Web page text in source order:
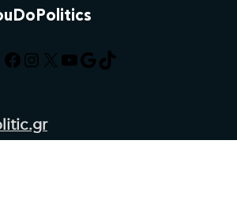
Facebook
Instagram
X YouTube
Google
TikTok